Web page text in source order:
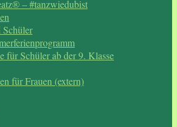
– #tanzwiedubist
für Schüler ab der 9. Klasse
für Frauen (extern)